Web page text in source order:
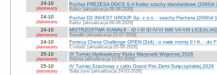
24-10
planowany
Puchar PREZESA DGCS S.A Kalisz szachy standardowe (1000zł
Kalisz [aktualizacja:06-08-2026]
24-10
planowany
Puchar D2 INVEST GROUP Sp. z o.o. - szachy Fischera (2000zł
Kalisz [aktualizacja:06-08-2026]
24-10
planowany
MISTRZOSTWA SUWAŁK - ID I-III ID IV-VI IMS VII-VIII
Suwałki [aktualizacja:21-07-2026]
24-10
planowany
Forteca Chess Challenge OPEN (3z4) - o małe normy II I K. - do
Czeladź [aktualizacja:05-08-2026]
25-10
planowany
IX Turniej błyskawiczny Klubu Marynarki Wojennej 2026
Gdynia [aktualizacja:13-02-2026]
25-10
planowany
IV Turniej Szachowy z cyklu Grand Prix Ziemi Sulęczyńskiej 2026
Sulęczyno [aktualizacja:24-03-2026]